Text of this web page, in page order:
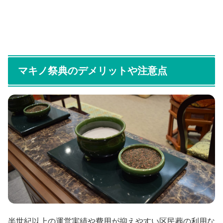
マキノ祭典のデメリットや注意点
半世紀以上の運営実績や費用が抑えやすい区民葬の利用な